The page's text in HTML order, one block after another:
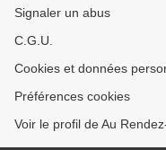
Signaler un abus
C.G.U.
Cookies et données
Préférences cookies
Voir le profil de Au